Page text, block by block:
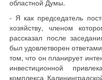
областной Думы.
- Я как председатель
хозяйству, членом
рассказал после
был удовлетворен
том, что он планирует
инвестиционной
комплекса